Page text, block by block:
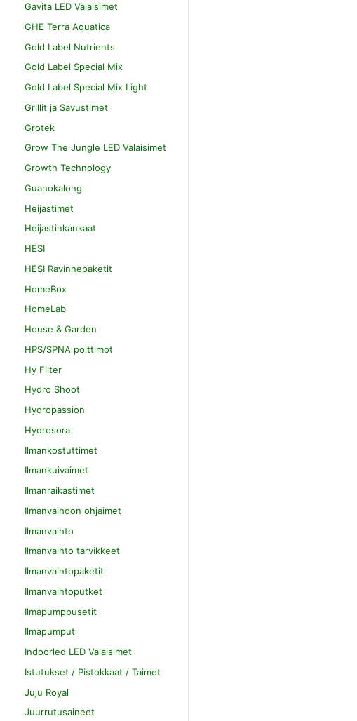
Gavita LED Valaisimet
GHE Terra Aquatica
Gold Label Nutrients
Gold Label Special Mix
Gold Label Special Mix Light
Grillit ja Savustimet
Grotek
Grow The Jungle LED Valaisimet
Growth Technology
Guanokalong
Heijastimet
Heijastinkankaat
HESI
HESI Ravinnepaketit
HomeBox
HomeLab
House & Garden
HPS/SPNA polttimot
Hy Filter
Hydro Shoot
Hydropassion
Hydrosora
Ilmankostuttimet
Ilmankuivaimet
Ilmanraikastimet
Ilmanvaihdon ohjaimet
Ilmanvaihto
Ilmanvaihto tarvikkeet
Ilmanvaihtopaketit
Ilmanvaihtoputket
Ilmapumppusetit
Ilmapumput
Indoorled LED Valaisimet
Istutukset / Pistokkaat / Taimet
Juju Royal
Juurrutusaineet